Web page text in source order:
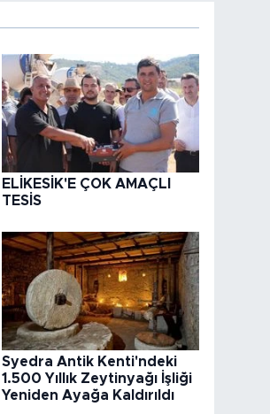
ELİKESİK'E ÇOK AMAÇLI
TESİS
Syedra Antik Kenti'ndeki
1.500 Yıllık Zeytinyağı İşliği
Yeniden Ayağa Kaldırıldı